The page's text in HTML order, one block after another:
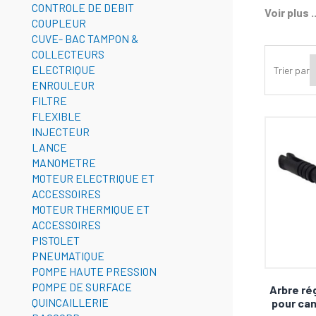
CONTROLE DE DEBIT
COUPLEUR
CUVE- BAC TAMPON &
COLLECTEURS
ELECTRIQUE
ENROULEUR
FILTRE
FLEXIBLE
INJECTEUR
LANCE
MANOMETRE
MOTEUR ELECTRIQUE ET
ACCESSOIRES
MOTEUR THERMIQUE ET
ACCESSOIRES
PISTOLET
PNEUMATIQUE
POMPE HAUTE PRESSION
POMPE DE SURFACE
QUINCAILLERIE
Profitez
Voir plus
Trier par
Arbre
pour